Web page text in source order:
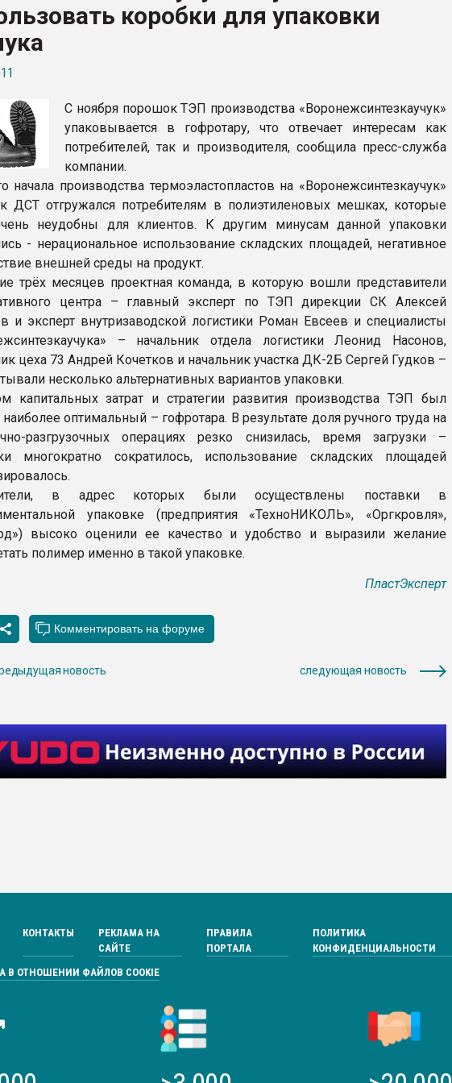
черный цвет
НА ФОРУМ
коробки для упаковки
С ноября порошок ТЭП производства «Воронежсинтезкаучук»
упаковывается в гофротару, что отвечает интересам как
потребителей, так и производителя, сообщила пресс-служба
компании.
начала производства термоэластопластов на «Воронежсинтезкаучук»
ДСТ отгружался потребителям в полиэтиленовых мешках, которые
неудобны для клиентов. К другим минусам данной упаковки
- нерациональное использование складских площадей, негативное
внешней среды на продукт.
трёх месяцев проектная команда, в которую вошли представители
центра – главный эксперт по ТЭП дирекции СК Алексей
и эксперт внутризаводской логистики Роман Евсеев и специалисты
– начальник отдела логистики Леонид Насонов,
цеха 73 Андрей Кочетков и начальник участка ДК-2Б Сергей Гудков –
несколько альтернативных вариантов упаковки.
капитальных затрат и стратегии развития производства ТЭП был
оптимальный – гофротара. В результате доля ручного труда на
разгрузочных операциях резко снизилась, время загрузки –
многократно сократилось, использование складских площадей
в адрес которых были осуществлены поставки в
упаковке (предприятия «ТехноНИКОЛЬ», «Оргкровля»,
высоко оценили ее качество и удобство и выразили желание
полимер именно в такой упаковке.
ПластЭксперт
новость следующая новость
КОНТАКТЫ
РЕКЛАМА НА
САЙТЕ
ПРАВИЛА
ПОРТАЛА
ПОЛИТИКА
КОНФИДЕНЦИАЛЬНОСТИ
В ОТНОШЕНИИ ФАЙЛОВ COOKIE